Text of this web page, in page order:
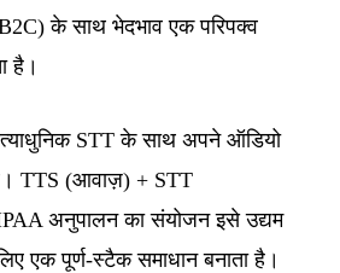
के साथ भेदभाव एक परिपक्व
है।
STT के साथ अपने ऑडियो
TTS (आवाज़) + STT
अनुपालन का संयोजन इसे उद्यम
एक पूर्ण-स्टैक समाधान बनाता है।